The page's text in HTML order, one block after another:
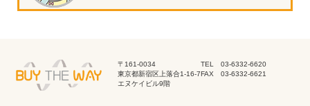
〒161-0034
東京都新宿区上落合1-16-7
エヌケイビル9階
TEL 03-6332-6620
FAX 03-6332-6621